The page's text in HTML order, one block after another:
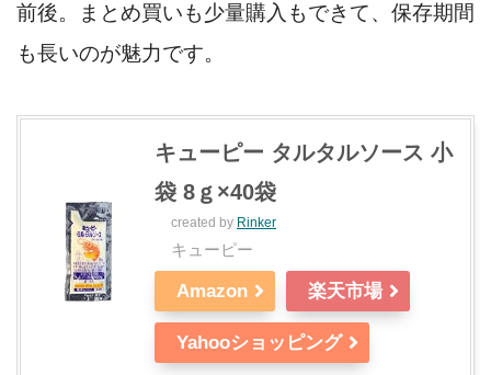
前後。まとめ買いも少量購入もできて、保存期間
も長いのが魅力です。
キューピー タルタルソース 小
袋 8ｇ×40袋
created by Rinker
キューピー
Amazon 楽天市場
Yahooショッピング